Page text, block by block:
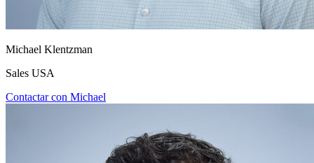
Michael Klentzman
Sales USA
Contactar con Michael